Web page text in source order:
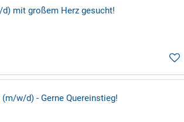
mit großem Herz gesucht!
w/d) - Gerne Quereinstieg!